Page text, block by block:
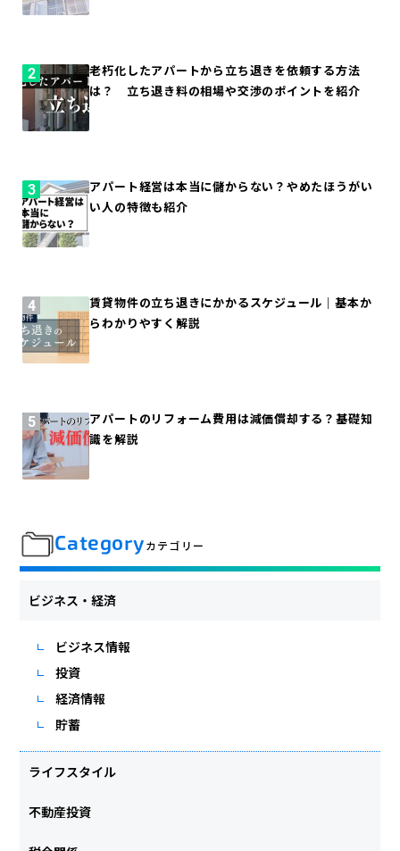
老朽化したアパートから立ち退きを依頼する方法
は？ 立ち退き料の相場や交渉のポイントを紹介
アパート経営は本当に儲からない？やめたほうがい
い人の特徴も紹介
賃貸物件の立ち退きにかかるスケジュール｜基本か
らわかりやすく解説
アパートのリフォーム費用は減価償却する？基礎知
識を解説
Categoryカテゴリー
ビジネス・経済
ビジネス情報
投資
経済情報
貯蓄
ライフスタイル
不動産投資